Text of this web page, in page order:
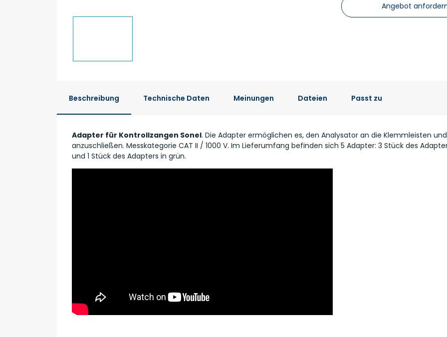
Angebot
Beschreibung Technische Daten Meinungen Dateien Passt zu
Adapter für Kontrollzangen Sonel. Die Adapter ermöglichen es, den Analysator an die Klemmleisten
anzuschließen. Messkategorie CAT II / 1000 V. Im Lieferumfang befinden sich 5 Adapter: 3 Stück des
und 1 Stück des Adapters in grün.